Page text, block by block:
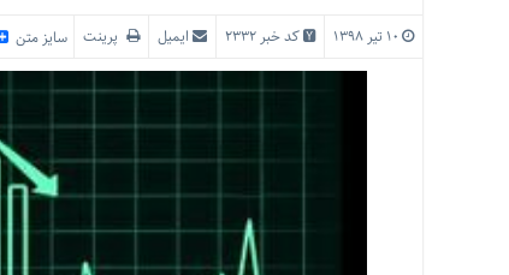
کد خبر 2332 ایمیل پرینت سایز متن